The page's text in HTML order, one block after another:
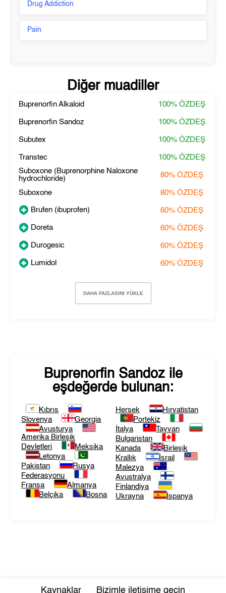
Drug Addiction
Pain
Diğer muadiller
Buprenorfin Alkaloid 100% ÖZDEŞ
Buprenorfin Sandoz 100% ÖZDEŞ
Subutex 100% ÖZDEŞ
Transtec 100% ÖZDEŞ
Suboxone (Buprenorphine Naloxone
hydrochloride)
80% ÖZDEŞ
Suboxone 80% ÖZDEŞ
Brufen (ibuprofen) 60% ÖZDEŞ
Doreta 60% ÖZDEŞ
Durogesic 60% ÖZDEŞ
Lumidol 60% ÖZDEŞ
DAHA FAZLASINI YÜKLE
Buprenorfin Sandozile
eşdeğerde bulunan:
Kıbrıs
Slovenya
Georgia
Avusturya
Amerika Birleşik
Devletleri
Meksika
Letonya
Pakistan
Rusya
Federasyonu
Fransa
Almanya
Belçika
Bosna
Hersek
Hırvatistan
Portekiz
İtalya
Tayvan
Bulgaristan
Kanada
Birleşik
Krallık
İsrail
Malezya
Avustralya
Finlandiya
Ukrayna
İspanya
Kaynaklar Bizimle iletişime geçin